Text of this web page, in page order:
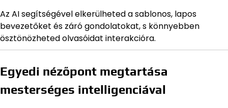
Az AI segítségével elkerülheted a sablonos, lapos
bevezetőket és záró gondolatokat, s könnyebben
ösztönözheted olvasóidat interakcióra.
Egyedi nézőpont megtartása
mesterséges intelligenciával